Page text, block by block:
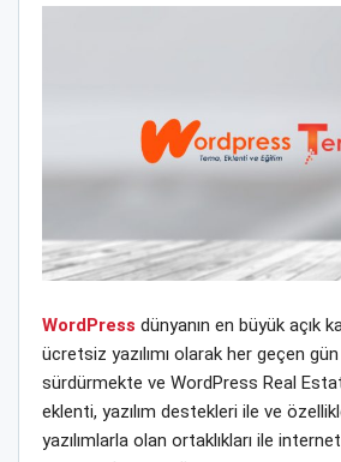
WordPress dünyanın en büyük açık
ücretsiz yazılımı olarak her geçen
sürdürmekte ve WordPress Real
eklenti, yazılım destekleri ile ve
yazılımlarla olan ortaklıkları ile